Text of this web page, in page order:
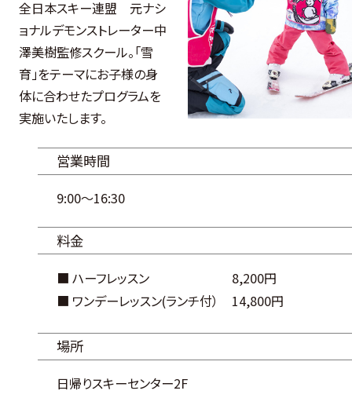
全日本スキー連盟 元ナシ
ョナルデモンストレーター中
澤美樹監修スクール。「雪
育」をテーマにお子様の身
体に合わせたプログラムを
実施いたします。
営業時間
9:00～16:30
料金
■ ハーフレッスン
8,200円
■ ワンデーレッスン(ランチ付）
14,800円
場所
日帰りスキーセンター2F